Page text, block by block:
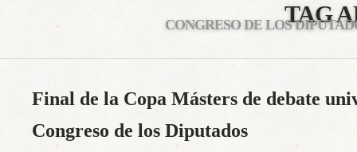
TAG
CONGRESO DE LOS
Final de la Copa Másters de debate
Congreso de los Diputados